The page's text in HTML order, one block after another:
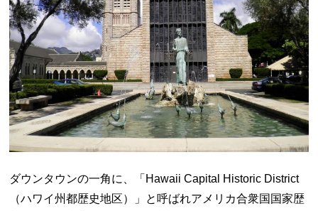
ダウンタウンの一角に、「 Hawaii Capital Historic District
（ハワイ州都歴史地区）」と呼ばれアメリカ合衆国国家歴